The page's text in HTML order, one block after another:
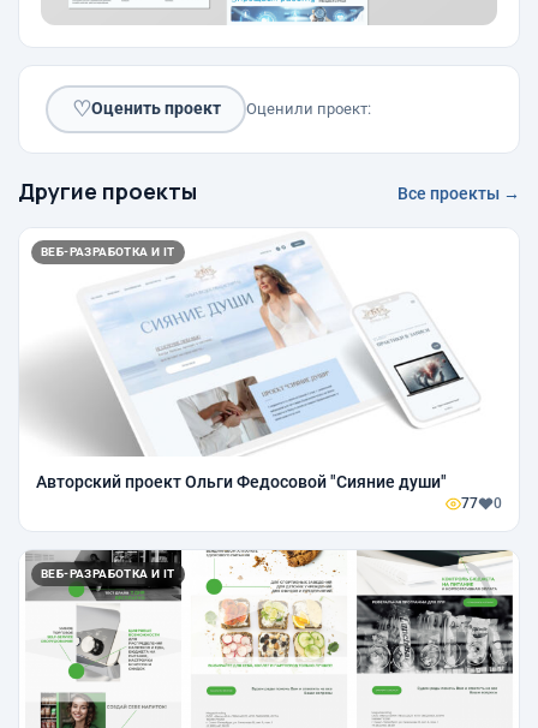
♡Оценить проект Оценили проект:
Другие проекты Все проекты →
ВЕБ-РАЗРАБОТКА И IT
Авторский проект Ольги Федосовой "Сияние души"
77 0
ВЕБ-РАЗРАБОТКА И IT